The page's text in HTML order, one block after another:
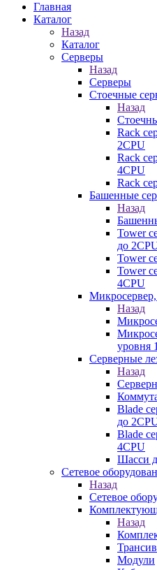
Главная
Каталог
Назад
Каталог
Серверы
Назад
Серверы
Стоечные
Назад
Rack
2CPU
Rack
4CPU
Rack
Башенные
Назад
Tower
до
Tower
Tower
4CPU
Назад
уровня
Серверные
Назад
Blade
до
Blade
4CPU
Шасси
Сетевое
Назад
Сетевое
Назад
Модули